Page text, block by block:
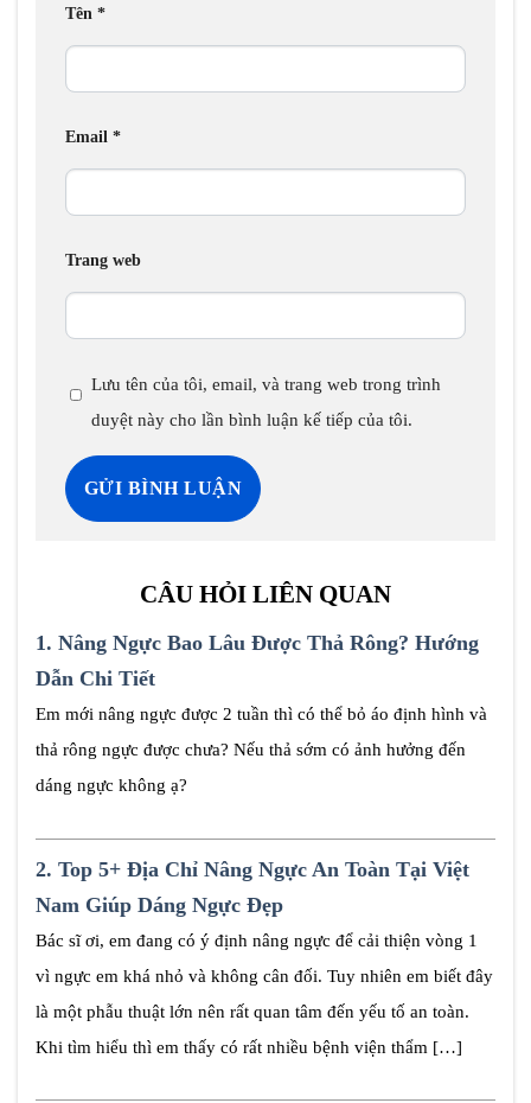
Tên *
Email *
Trang web
Lưu tên của tôi, email, và trang web trong trình
duyệt này cho lần bình luận kế tiếp của tôi.
CÂU HỎI LIÊN QUAN
1. Nâng Ngực Bao Lâu Được Thả Rông? Hướng
Dẫn Chi Tiết
Em mới nâng ngực được 2 tuần thì có thể bỏ áo định hình và
thả rông ngực được chưa? Nếu thả sớm có ảnh hưởng đến
dáng ngực không ạ?
2. Top 5+ Địa Chỉ Nâng Ngực An Toàn Tại Việt
Nam Giúp Dáng Ngực Đẹp
Bác sĩ ơi, em đang có ý định nâng ngực để cải thiện vòng 1
vì ngực em khá nhỏ và không cân đối. Tuy nhiên em biết đây
là một phẫu thuật lớn nên rất quan tâm đến yếu tố an toàn.
Khi tìm hiểu thì em thấy có rất nhiều bệnh viện thẩm […]